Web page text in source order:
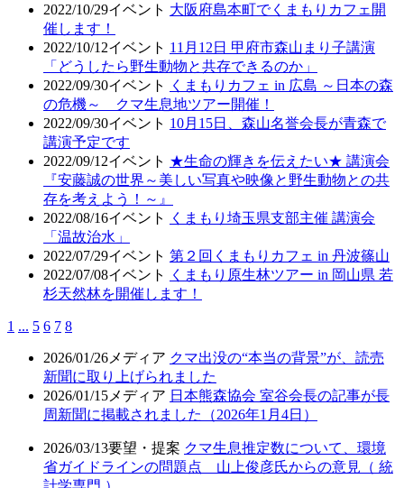
2022/10/29イベント 大阪府島本町でくまもりカフェ開
催します！
2022/10/12イベント 11月12日 甲府市森山まり子講演
「どうしたら野生動物と共存できるのか」
2022/09/30イベント
くまもりカフェ in 広島 ～日本の森
の危機～ クマ生息地ツアー開催！
2022/09/30イベント 10月15日、森山名誉会長が青森で
講演予定です
2022/09/12イベント ★生命の輝きを伝えたい★ 講演会
『安藤誠の世界～美しい写真や映像と野生動物との共
存を考えよう！～』
2022/08/16イベント
くまもり埼玉県支部主催 講演会
「温故治水」
2022/07/29イベント 第２回くまもりカフェ in 丹波篠山
2022/07/08イベント
くまもり原生林ツアー in 岡山県 若
杉天然林を開催します！
1 ... 5 6 7 8
2026/01/26 メディア クマ出没の“本当の背景”が、読売
新聞に取り上げられました
2026/01/15 メディア 日本熊森協会 室谷会長の記事が長
周新聞に掲載されました（2026年1月4日）
2026/03/13要望・提案 クマ生息推定数について、環境
省ガイドラインの問題点 山上俊彦氏からの意見（ 統